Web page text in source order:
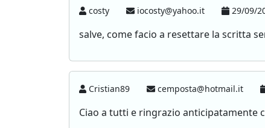
costy iocosty@yahoo.it 29/09/
salve, come facio a resettare la scritta
Cristian89 cemposta@hotmail.it
Ciao a tutti e ringrazio anticipatamente